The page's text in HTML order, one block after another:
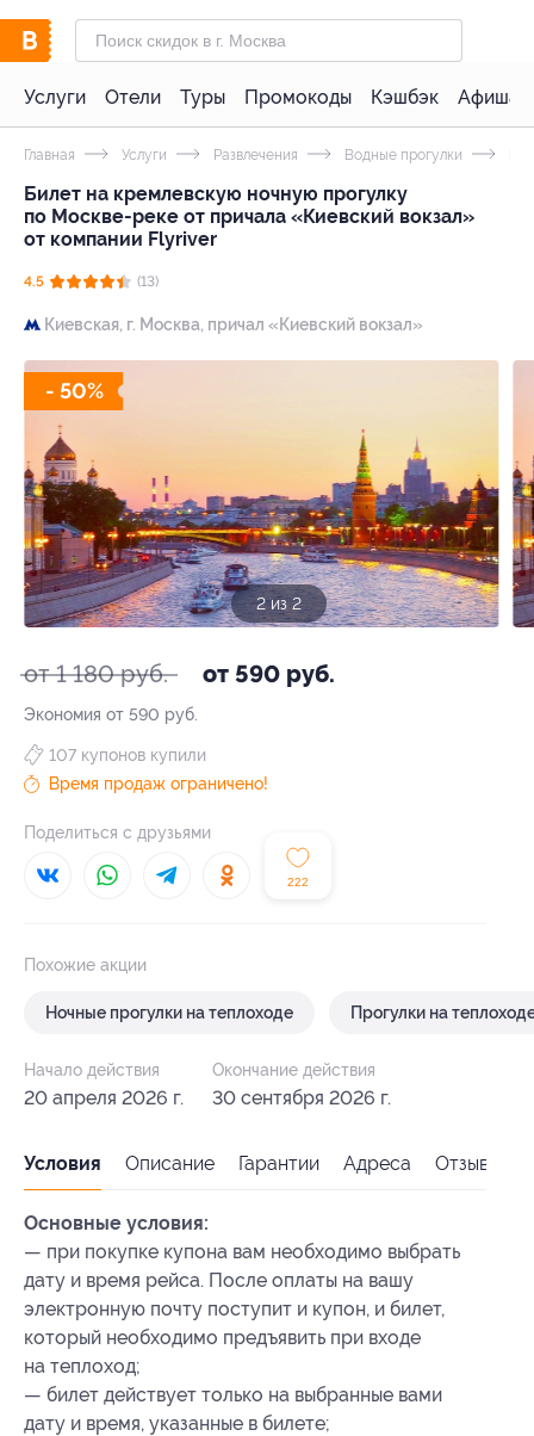
Услуги Отели Туры Промокоды Кэшбэк Афиша
Главная Услуги Развлечения Водные прогулки
Билет на кремлевскую ночную прогулку
по Москве-реке от причала «Киевский вокзал»
от компании Flyriver
4.5 (13)
Киевская, г. Москва, причал «Киевский вокзал»
- 50%
2 из 2
от 1 180 руб. от 590 руб.
Экономия от 590 руб.
222
107 купонов купили
Время продаж ограничено!
Поделиться с друзьями
Похожие акции
Ночные прогулки на теплоходе Прогулки на
Начало действия
20 апреля 2026 г.
Окончание действия
30 сентября 2026 г.
Условия Описание Гарантии Адреса Отзывы
Основные условия:
— при покупке купона вам необходимо выбрать
дату и время рейса. После оплаты на вашу
электронную почту поступит и купон, и билет,
который необходимо предъявить при входе
на теплоход;
— билет действует только на выбранные вами
дату и время, указанные в билете;